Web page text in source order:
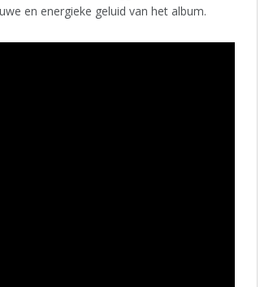
en energieke geluid van het album.